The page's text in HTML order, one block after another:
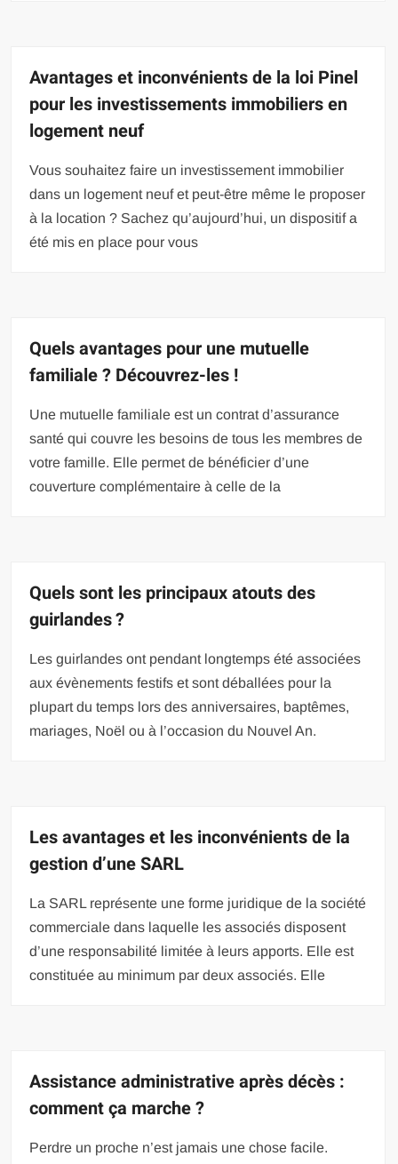
Avantages et inconvénients de la loi Pinel
pour les investissements immobiliers en
logement neuf
Vous souhaitez faire un investissement immobilier
dans un logement neuf et peut-être même le proposer
à la location ? Sachez qu’aujourd’hui, un dispositif a
été mis en place pour vous
Quels avantages pour une mutuelle
familiale ? Découvrez-les !
Une mutuelle familiale est un contrat d’assurance
santé qui couvre les besoins de tous les membres de
votre famille. Elle permet de bénéficier d’une
couverture complémentaire à celle de la
Quels sont les principaux atouts des
guirlandes ?
Les guirlandes ont pendant longtemps été associées
aux évènements festifs et sont déballées pour la
plupart du temps lors des anniversaires, baptêmes,
mariages, Noël ou à l’occasion du Nouvel An.
Les avantages et les inconvénients de la
gestion d’une SARL
La SARL représente une forme juridique de la société
commerciale dans laquelle les associés disposent
d’une responsabilité limitée à leurs apports. Elle est
constituée au minimum par deux associés. Elle
Assistance administrative après décès :
comment ça marche ?
Perdre un proche n’est jamais une chose facile.